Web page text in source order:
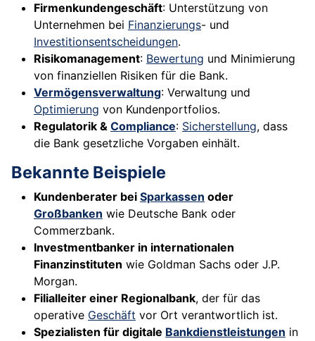
Firmenkundengeschäft: Unterstützung von
Unternehmen bei Finanzierungs- und
Investitionsentscheidungen.
Risikomanagement: Bewertung und Minimierung
von finanziellen Risiken für die Bank.
Vermögensverwaltung: Verwaltung und
Optimierung von Kundenportfolios.
Regulatorik & Compliance: Sicherstellung, dass
die Bank gesetzliche Vorgaben einhält.
Bekannte Beispiele
Kundenberater bei Sparkassen oder
Großbanken wie Deutsche Bank oder
Commerzbank.
Investmentbanker in internationalen
Finanzinstituten wie Goldman Sachs oder J.P.
Morgan.
Filialleiter einer Regionalbank, der für das
operative Geschäft vor Ort verantwortlich ist.
Spezialisten für digitale Bankdienstleistungen in